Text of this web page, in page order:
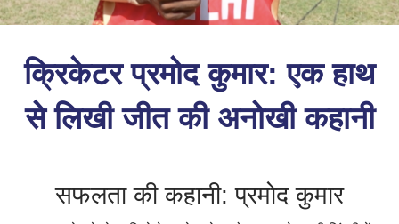
क्रिकेटर प्रमोद कुमार: एक हाथ
से लिखी जीत की अनोखी कहानी
सफलता की कहानी: प्रमोद कुमार